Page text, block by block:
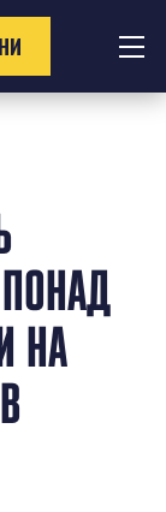
НА